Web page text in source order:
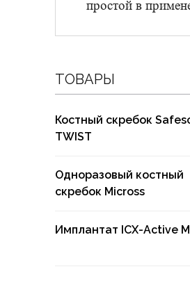
ТОВАРЫ
Костный скребок
TWIST
Одноразовый костный
скребок Micross
Имплантат ICX-Active
простой в